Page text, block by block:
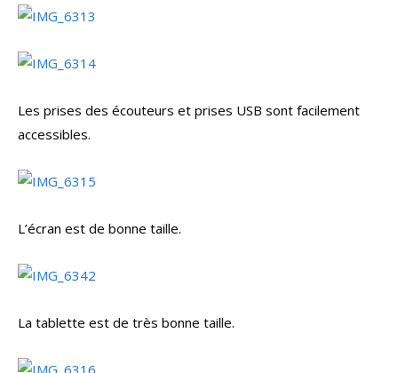
Les prises des écouteurs et prises USB sont facilement
accessibles.
L’écran est de bonne taille.
La tablette est de très bonne taille.